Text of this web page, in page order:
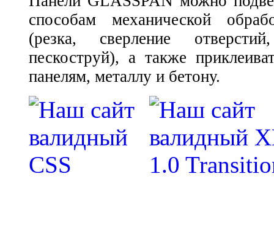
способам механической
(резка, сверление
пескоструй), а также
панелям, металлу и бетону.